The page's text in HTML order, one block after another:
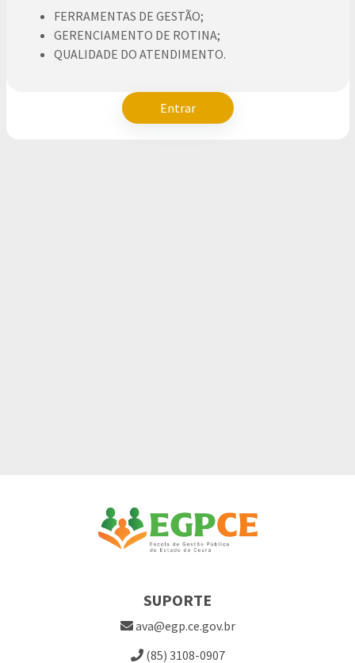
FERRAMENTAS DE GESTÃO;
GERENCIAMENTO DE ROTINA;
QUALIDADE DO ATENDIMENTO.
Entrar
SUPORTE
ava@egp.ce.gov.br
(85) 3108-0907